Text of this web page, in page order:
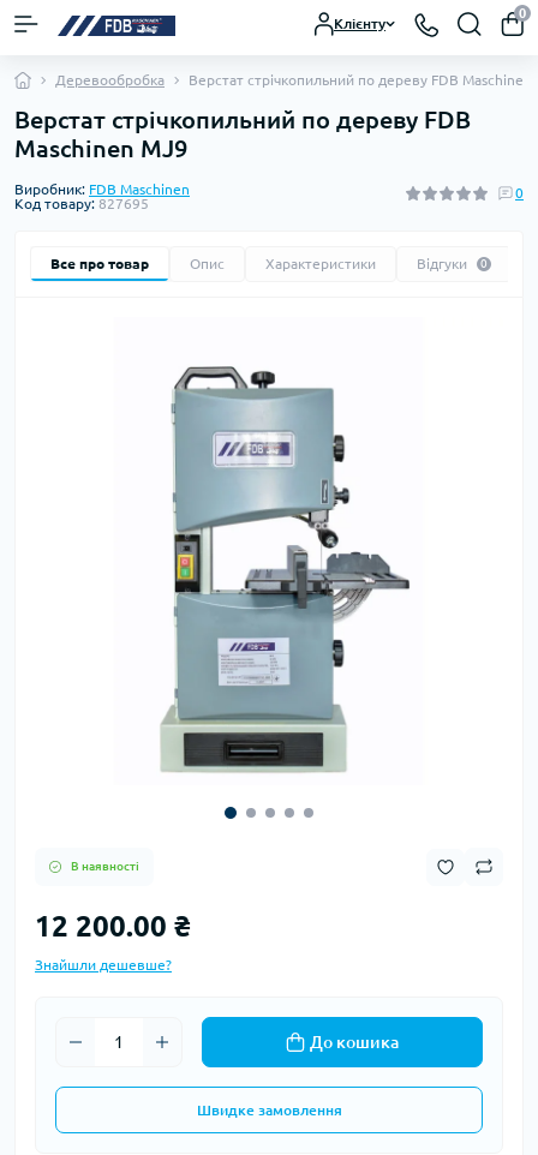
Клієнту
0
Деревообробка Верстат стрічкопильний по дереву FDB Maschinen
Верстат стрічкопильний по дереву FDB
Maschinen MJ9
Виробник: FDB Maschinen
Код товару: 827695
0
Все про товар Опис Характеристики Відгуки 0
В наявності
12 200.00 ₴
Знайшли дешевше?
До кошика
Швидке замовлення